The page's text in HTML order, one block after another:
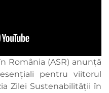
România (ASR) anunță
pentru viitorul
Zilei Sustenabilității în